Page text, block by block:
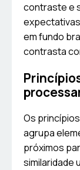
contraste e
em fundo
contrasta
Os
agrupa
próximos
similaridade